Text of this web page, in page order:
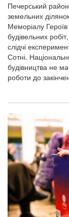
Печерський
земельних
Меморіалу
будівельних
слідчі
Сотні.
будівництва не
роботи до